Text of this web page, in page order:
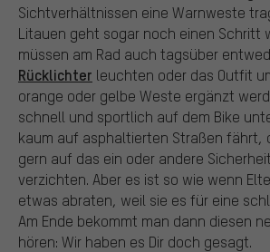
Sichtverhältnissen eine Warnweste
Litauen geht sogar noch einen Schritt
müssen am Rad auch tagsüber
Rücklichter leuchten oder das Outfit
orange oder gelbe Weste ergänzt
schnell und sportlich auf dem Bike
kaum auf asphaltierten Straßen fährt,
gern auf das ein oder andere
verzichten. Aber es ist so wie wenn
etwas abraten, weil sie es für eine
Am Ende bekommt man dann diesen
hören: Wir haben es Dir doch gesagt.